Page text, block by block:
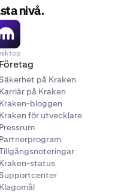
nivå.
Företag
på Kraken
Karriär på Kraken
Kraken-bloggen
Kraken för utvecklare
Pressrum
Partnerprogram
Kraken-status
Klagomål